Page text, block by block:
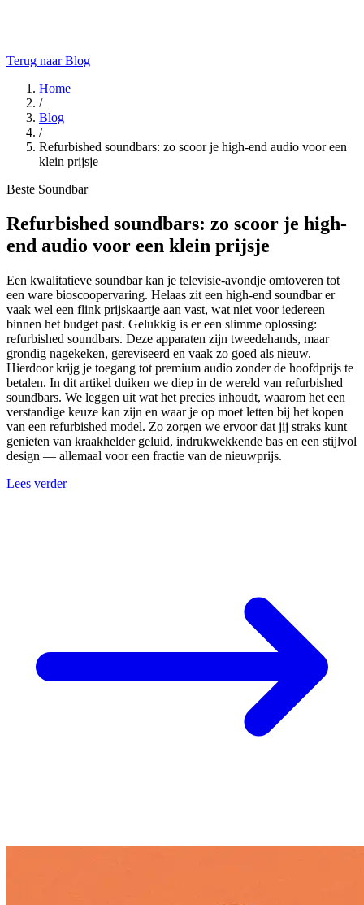
Terug naar Blog
Home
/
Blog
/
Refurbished soundbars: zo scoor je high-end audio voor een
klein prijsje
Beste Soundbar
Refurbished soundbars: zo scoor je high-
end audio voor een klein prijsje
Een kwalitatieve soundbar kan je televisie-avondje omtoveren tot
een ware bioscoopervaring. Helaas zit een high-end soundbar er
vaak wel een flink prijskaartje aan vast, wat niet voor iedereen
binnen het budget past. Gelukkig is er een slimme oplossing:
refurbished soundbars. Deze apparaten zijn tweedehands, maar
grondig nagekeken, gereviseerd en vaak zo goed als nieuw.
Hierdoor krijg je toegang tot premium audio zonder de hoofdprijs te
betalen. In dit artikel duiken we diep in de wereld van refurbished
soundbars. We leggen uit wat het precies inhoudt, waarom het een
verstandige keuze kan zijn en waar je op moet letten bij het kopen
van een refurbished model. Zo zorgen we ervoor dat jij straks kunt
genieten van kraakhelder geluid, indrukwekkende bas en een stijlvol
design — allemaal voor een fractie van de nieuwprijs.
Lees verder